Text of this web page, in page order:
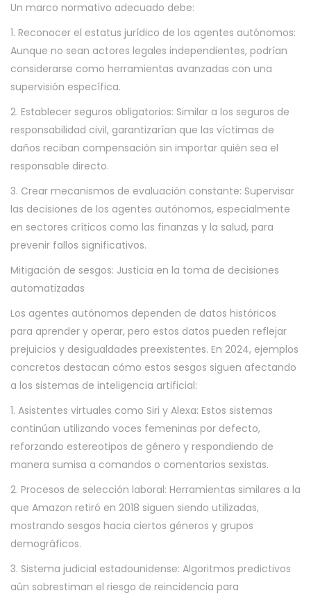
Un marco normativo adecuado debe:
1. Reconocer el estatus jurídico de los agentes autónomos:
Aunque no sean actores legales independientes, podrían
considerarse como herramientas avanzadas con una
supervisión específica.
2. Establecer seguros obligatorios: Similar a los seguros de
responsabilidad civil, garantizarían que las víctimas de
daños reciban compensación sin importar quién sea el
responsable directo.
3. Crear mecanismos de evaluación constante: Supervisar
las decisiones de los agentes autónomos, especialmente
en sectores críticos como las finanzas y la salud, para
prevenir fallos significativos.
Mitigación de sesgos: Justicia en la toma de decisiones
automatizadas
Los agentes autónomos dependen de datos históricos
para aprender y operar, pero estos datos pueden reflejar
prejuicios y desigualdades preexistentes. En 2024, ejemplos
concretos destacan cómo estos sesgos siguen afectando
a los sistemas de inteligencia artificial:
1. Asistentes virtuales como Siri y Alexa: Estos sistemas
continúan utilizando voces femeninas por defecto,
reforzando estereotipos de género y respondiendo de
manera sumisa a comandos o comentarios sexistas.
2. Procesos de selección laboral: Herramientas similares a la
que Amazon retiró en 2018 siguen siendo utilizadas,
mostrando sesgos hacia ciertos géneros y grupos
demográficos.
3. Sistema judicial estadounidense: Algoritmos predictivos
aún sobrestiman el riesgo de reincidencia para